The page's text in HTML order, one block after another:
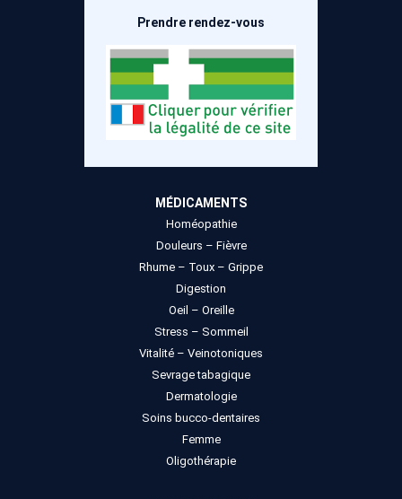
Prendre rendez-vous
MÉDICAMENTS
Homéopathie
Douleurs – Fièvre
Rhume – Toux – Grippe
Digestion
Oeil – Oreille
Stress – Sommeil
Vitalité – Veinotoniques
Sevrage tabagique
Dermatologie
Soins bucco-dentaires
Femme
Oligothérapie